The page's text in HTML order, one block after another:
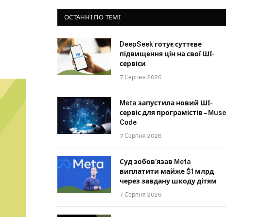
ОСТАННІ ПО ТЕМІ
DeepSeek готує суттєве
підвищення цін на свої ШІ-
сервіси
7 Серпня 2026
Meta запустила новий ШІ-
сервіс для програмістів – Muse
Code
7 Серпня 2026
Суд зобов’язав Meta
виплатити майже $1 млрд
через завдану шкоду дітям
7 Серпня 2026